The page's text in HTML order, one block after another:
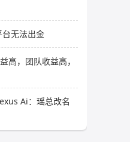
无法出金
高，团队收益高，
Ai：瑶总改名